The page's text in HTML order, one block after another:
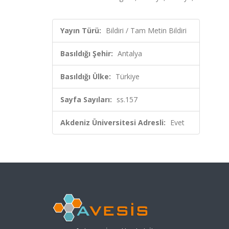
Yayın Türü: Bildiri / Tam Metin Bildiri
Basıldığı Şehir: Antalya
Basıldığı Ülke: Türkiye
Sayfa Sayıları: ss.157
Akdeniz Üniversitesi Adresli: Evet